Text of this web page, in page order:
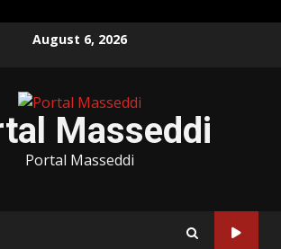
August 6, 2026
Masseddi
Portal Masseddi